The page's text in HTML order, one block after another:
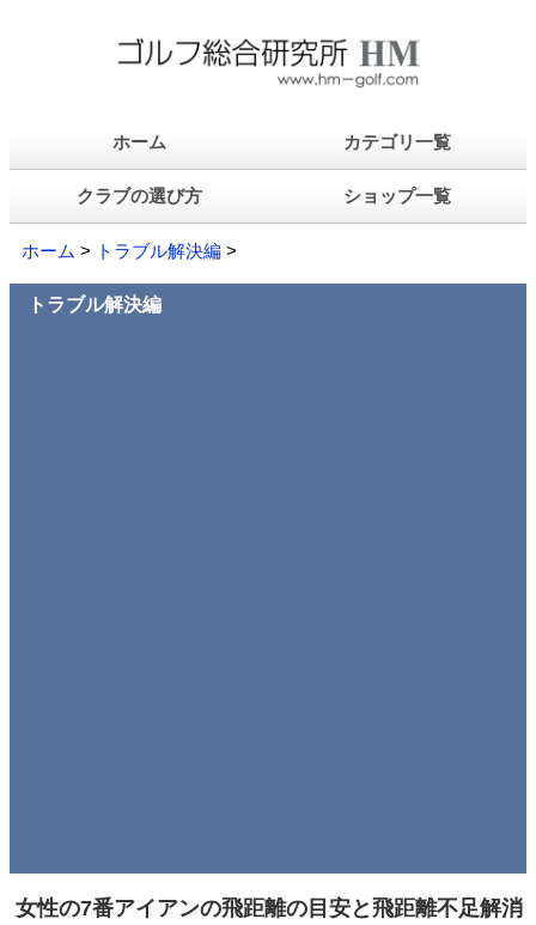
ホーム カテゴリ一覧
クラブの選び方 ショップ一覧
ホーム > トラブル解決編 >
トラブル解決編
女性の7番アイアンの飛距離の目安と飛距離不足解消